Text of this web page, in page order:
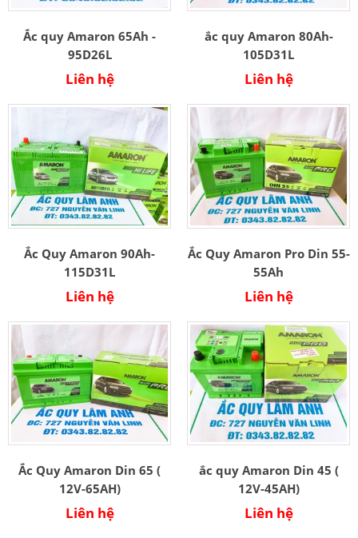
Ắc quy Amaron 65Ah -
95D26L
Liên hệ
ắc quy Amaron 80Ah-
105D31L
Liên hệ
Ắc Quy Amaron 90Ah-
115D31L
Liên hệ
Ắc Quy Amaron Pro Din 55-
55Ah
Liên hệ
Ắc Quy Amaron Din 65 (
12V-65AH)
Liên hệ
ắc quy Amaron Din 45 (
12V-45AH)
Liên hệ